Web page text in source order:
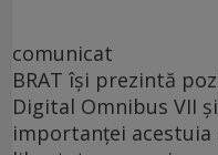
comunicat
BRAT își prezintă
Digital Omnibus VII
importanței